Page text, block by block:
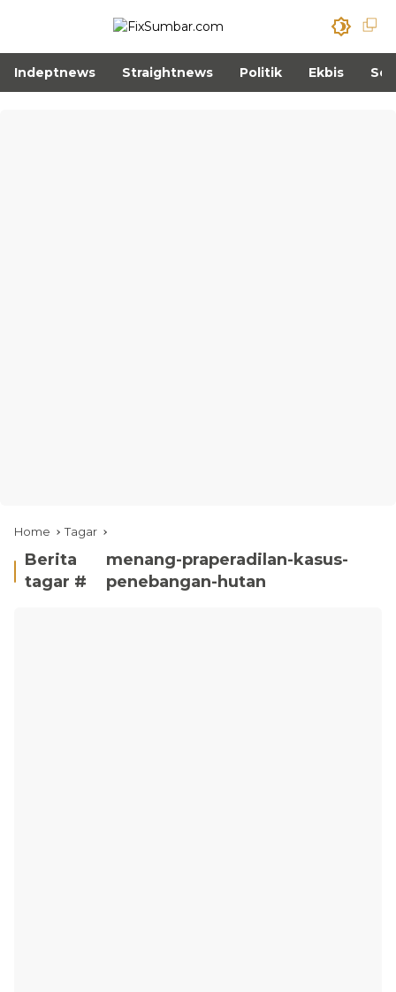
Indeptnews Straightnews Politik Ekbis
Home Tagar
Berita
tagar #
menang-praperadilan-kasus-
penebangan-hutan